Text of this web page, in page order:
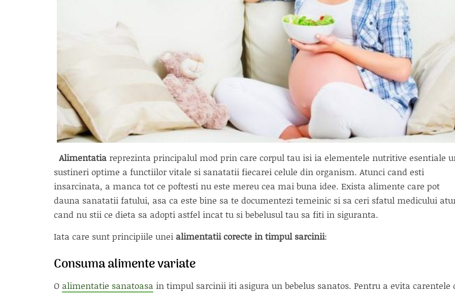
Alimentatia reprezinta principalul mod prin care corpul tau isi ia elementele nutritive esentiale
sustineri optime a functiilor vitale si sanatatii fiecarei celule din organism. Atunci cand esti
insarcinata, a manca tot ce poftesti nu este mereu cea mai buna idee. Exista alimente care pot
dauna sanatatii fatului, asa ca este bine sa te documentezi temeinic si sa ceri sfatul medicului
cand nu stii ce dieta sa adopti astfel incat tu si bebelusul tau sa fiti in siguranta.
Iata care sunt principiile unei alimentatii corecte in timpul sarcinii:
Consuma alimente variate
O alimentatie sanatoasa in timpul sarcinii iti asigura un bebelus sanatos. Pentru a evita carentele